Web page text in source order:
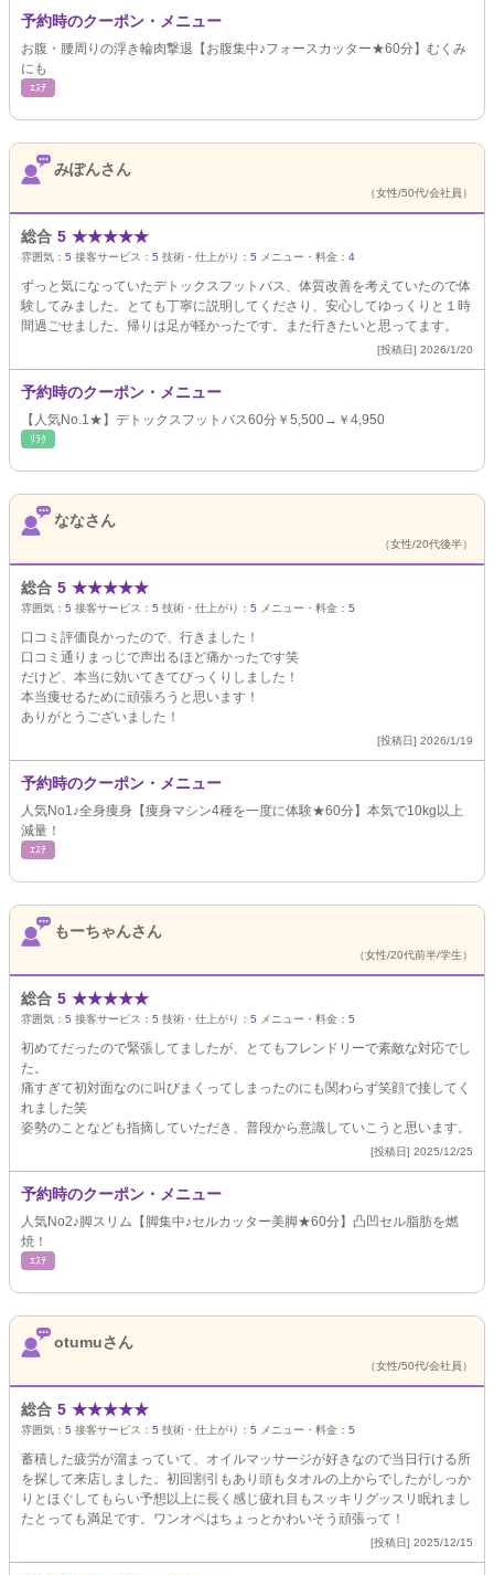
予約時のクーポン・メニュー
お腹・腰周りの浮き輪肉撃退【お腹集中♪フォースカッター★60分】むくみ
にも
ｴｽﾃ
みぽんさん
（女性/50代/会社員）
総合 5 ★★★★★
雰囲気： 5 接客サービス： 5 技術・仕上がり： 5 メニュー・料金： 4
ずっと気になっていたデトックスフットバス、体質改善を考えていたので体
験してみました。とても丁寧に説明してくださり、安心してゆっくりと１時
間過ごせました。帰りは足が軽かったです。また行きたいと思ってます。
[投稿日] 2026/1/20
予約時のクーポン・メニュー
【人気No.1★】デトックスフットバス60分￥5,500→￥4,950
ﾘﾗｸ
ななさん
（女性/20代後半）
総合 5 ★★★★★
雰囲気： 5 接客サービス： 5 技術・仕上がり： 5 メニュー・料金： 5
口コミ評価良かったので、行きました！
口コミ通りまっじで声出るほど痛かったです笑
だけど、本当に効いてきてびっくりしました！
本当痩せるために頑張ろうと思います！
ありがとうございました！
[投稿日] 2026/1/19
予約時のクーポン・メニュー
人気No1♪全身痩身【痩身マシン4種を一度に体験★60分】本気で10kg以上
減量！
ｴｽﾃ
もーちゃんさん
（女性/20代前半/学生）
総合 5 ★★★★★
雰囲気： 5 接客サービス： 5 技術・仕上がり： 5 メニュー・料金： 5
初めてだったので緊張してましたが、とてもフレンドリーで素敵な対応でし
た。
痛すぎて初対面なのに叫びまくってしまったのにも関わらず笑顔で接してく
れました笑
姿勢のことなども指摘していただき、普段から意識していこうと思います。
[投稿日] 2025/12/25
予約時のクーポン・メニュー
人気No2♪脚スリム【脚集中♪セルカッター美脚★60分】凸凹セル脂肪を燃
焼！
ｴｽﾃ
otumuさん
（女性/50代/会社員）
総合 5 ★★★★★
雰囲気： 5 接客サービス： 5 技術・仕上がり： 5 メニュー・料金： 5
蓄積した疲労が溜まっていて、オイルマッサージが好きなので当日行ける所
を探して来店しました。初回割引もあり頭もタオルの上からでしたがしっか
りとほぐしてもらい予想以上に長く感じ疲れ目もスッキリグッスリ眠れまし
たとっても満足です。ワンオペはちょっとかわいそう頑張って！
[投稿日] 2025/12/15